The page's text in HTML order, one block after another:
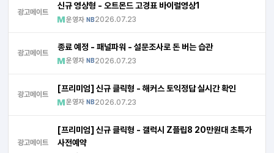
광고메이트
신규 영상형 - 오트몬드 고경표 바이럴영상1
운영자 NB2026.07.23
광고메이트
종료 예정 - 패널파워 - 설문조사로 돈 버는 습관
운영자 NB2026.07.23
광고메이트
[프리미엄] 신규 클릭형 - 해커스 토익정답 실시간 확인
운영자 NB2026.07.23
광고메이트
[프리미엄] 신규 클릭형 - 갤럭시 Z플립8 20만원대 초특가
사전예약